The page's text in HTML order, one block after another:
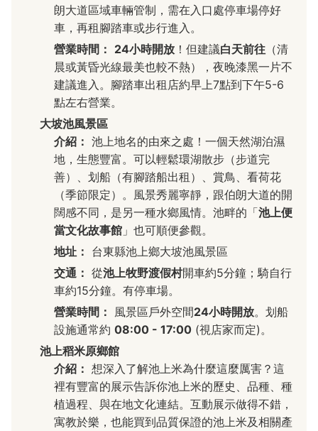
朗大道區域車輛管制，需在入口處停車場停好
車，再租腳踏車或步行進入。
營業時間： 24小時開放 ！但建議白天前往 （清
晨或黃昏光線最美也較不熱），夜晚漆黑一片不
建議進入。腳踏車出租店約早上7點到下午5-6
點左右營業。
大坡池風景區
介紹： 池上地名的由來之處！一個天然湖泊濕
地，生態豐富。可以輕鬆環湖散步（步道完
善）、划船（有腳踏船出租）、賞鳥、看荷花
（季節限定）。風景秀麗寧靜，跟伯朗大道的開
闊感不同，是另一種水鄉風情。池畔的「池上便
當文化故事館 」也可順便參觀。
地址： 台東縣池上鄉大坡池風景區
交通： 從池上牧野渡假村開車約5分鐘；騎自行
車約15分鐘。有停車場。
營業時間：
風景區戶外空間24小時開放。划船
設施通常約 08:00 - 17:00 (視店家而定)。
池上稻米原鄉館
介紹： 想深入了解池上米為什麼這麼厲害？這
裡有豐富的展示告訴你池上米的歷史、品種、種
植過程、與在地文化連結。互動展示做得不錯，
寓教於樂，也能買到品質保證的池上米及相關產